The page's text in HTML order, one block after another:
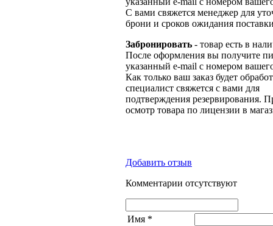
С вами свяжется менеджер для
брони и сроков ожидания
Забронировать - товар есть в
После оформления вы получите
указанный e-mail с номером
Как только ваш заказ будет
специалист свяжется с вами для
подтверждения резервирования.
осмотр товара по лицензии в
Добавить отзыв
Комментарии отсутствуют
Имя *